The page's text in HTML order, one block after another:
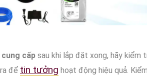
cấp sau khi lắp đặt xong, hãy kiểm
để tin tưởng hoạt động hiệu quả.